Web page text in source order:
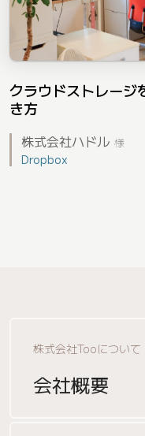
クラウドストレージ
き方
株式会社ハドル 様
Dropbox
株式会社Tooについて
会社概要